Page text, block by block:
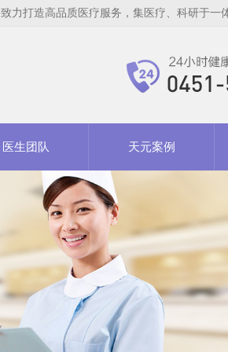
致力打造高品质医疗服务，集医疗、科研于一
医生团队 天元案例